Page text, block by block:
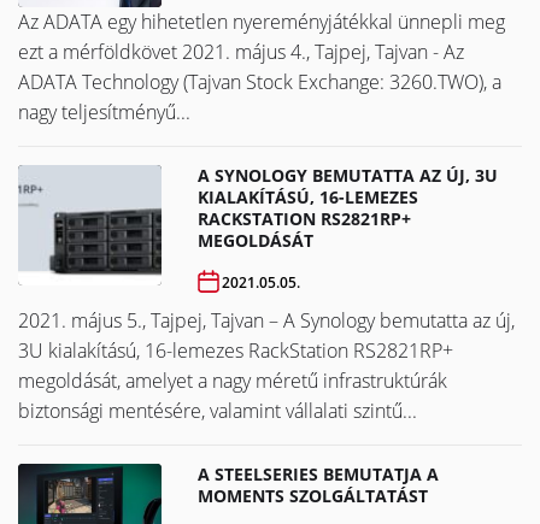
Az ADATA egy hihetetlen nyereményjátékkal ünnepli meg
ezt a mérföldkövet ​​​​​​​2021. május 4., Tajpej, Tajvan - Az
ADATA Technology (Tajvan Stock Exchange: 3260.TWO), a
nagy teljesítményű...
A SYNOLOGY BEMUTATTA AZ ÚJ, 3U
KIALAKÍTÁSÚ, 16-LEMEZES
RACKSTATION RS2821RP+
MEGOLDÁSÁT
2021.05.05.
2021. május 5., Tajpej, Tajvan – A Synology bemutatta az új,
3U kialakítású, 16-lemezes RackStation RS2821RP+
megoldását, amelyet a nagy méretű infrastruktúrák
biztonsági mentésére, valamint vállalati szintű...
A STEELSERIES BEMUTATJA A
MOMENTS SZOLGÁLTATÁST